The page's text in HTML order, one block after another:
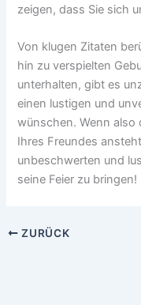
zeigen, dass Sie sich
Von klugen Zitaten
hin zu verspielten
unterhalten, gibt es
einen lustigen und
wünschen. Wenn also
Ihres Freundes
unbeschwerten und
seine Feier zu bringen!
ZURÜCK